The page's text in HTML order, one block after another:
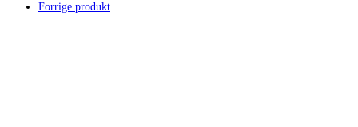
Forrige produkt